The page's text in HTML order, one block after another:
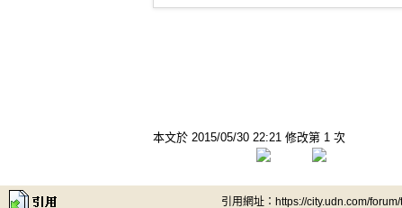
本文於 2015/05/30 22:21 修改第 1 次
引用網址：https://city.udn.com/